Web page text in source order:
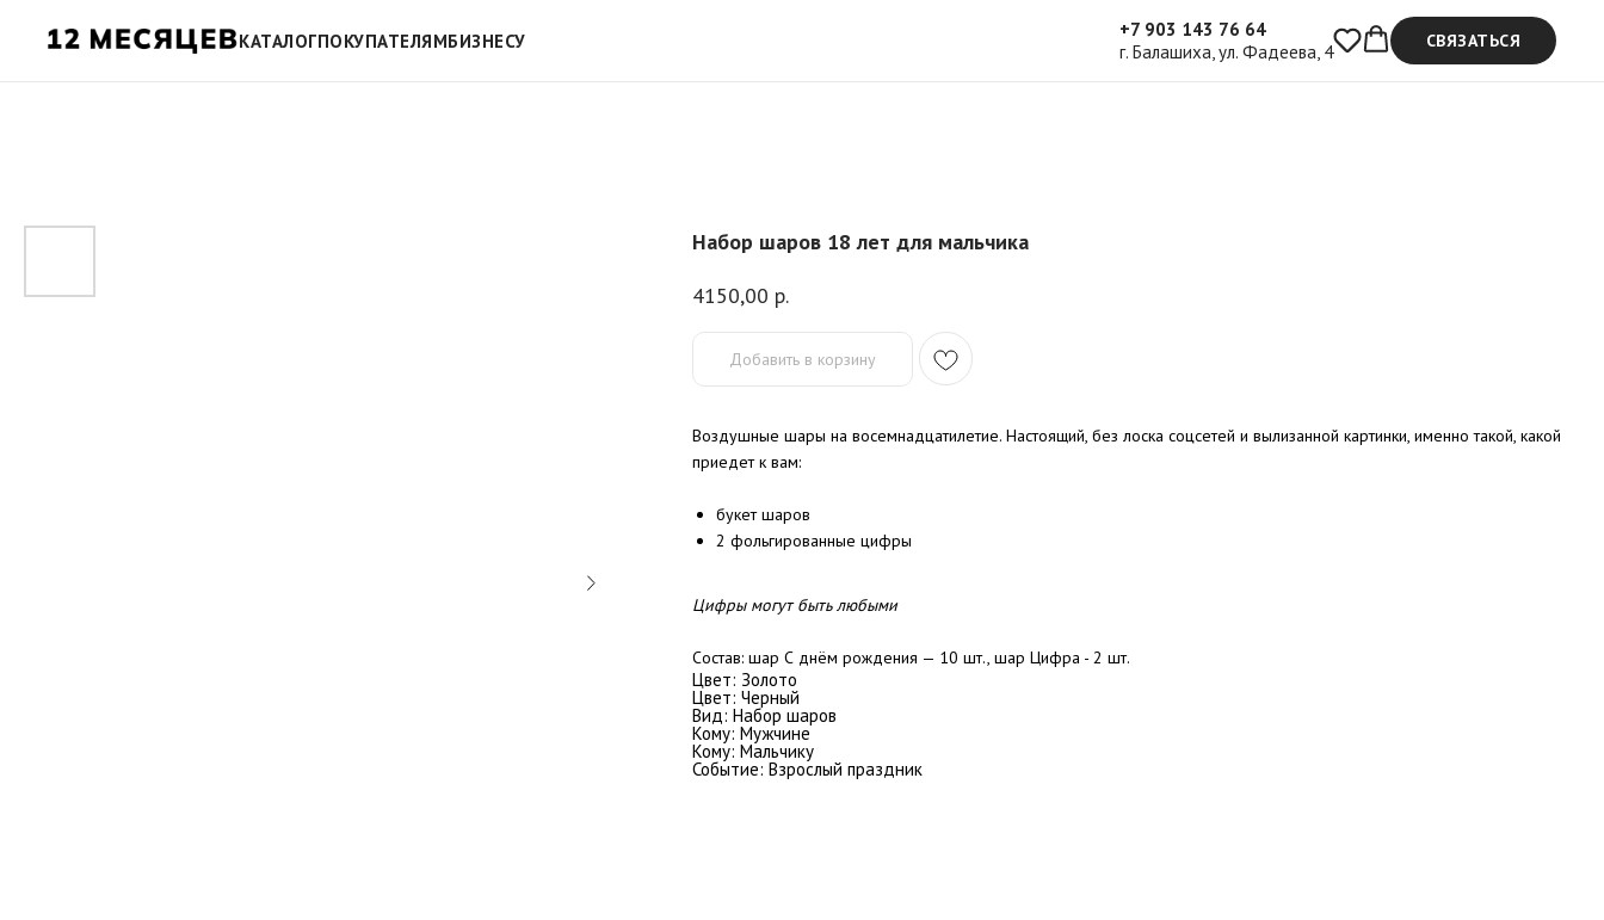
КАТАЛОГПОКУПАТЕЛЯМБИЗНЕСУ
+7 903 143 76 64
г. Балашиха, ул. Фадеева, 4
СВЯЗАТЬСЯ
Набор шаров 18 лет для мальчика
4150,00 р.
Добавить в корзину
Воздушные шары на восемнадцатилетие. Настоящий, без лоска соцсетей и вылизанной картинки, именно такой, какой
приедет к вам:
букет шаров
2 фольгированные цифры
Цифры могут быть любыми
Состав: шар С днём рождения — 10 шт., шар Цифра - 2 шт.
Цвет: Золото
Цвет: Черный
Вид: Набор шаров
Кому: Мужчине
Кому: Мальчику
Событие: Взрослый праздник